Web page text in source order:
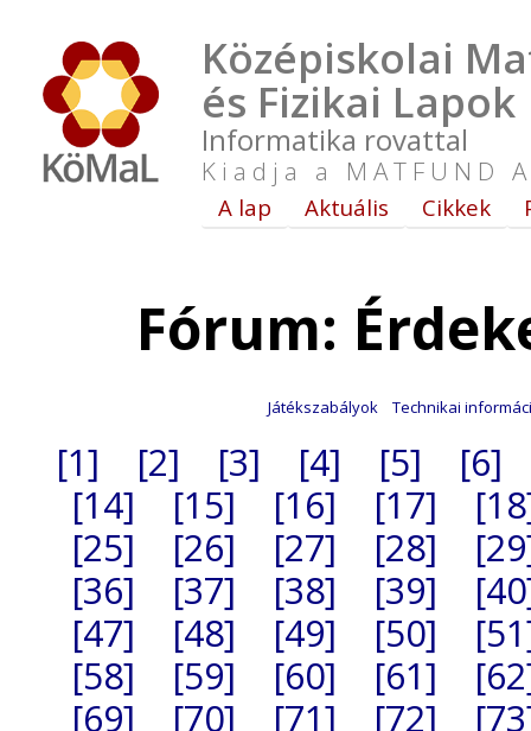
Középiskolai
és Fizikai Lapok
Informatika rovattal
Kiadja a MATFUND
A lap Aktuális Cikkek
Fórum:
Játékszabályok Technikai
[1] [2] [3] [4] [5]
[6]
[14]
[15] [16] [17]
[25]
[26] [27] [28]
[36]
[37] [38] [39]
[47]
[48] [49] [50]
[58]
[59] [60] [61]
[69]
[70] [71] [72]